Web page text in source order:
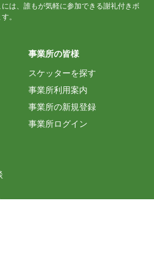
は、誰もが気軽に参加できる謝礼付きボ
。
事業所の皆様
スケッターを探す
事業所利用案内
事業所の新規登録
事業所ログイン